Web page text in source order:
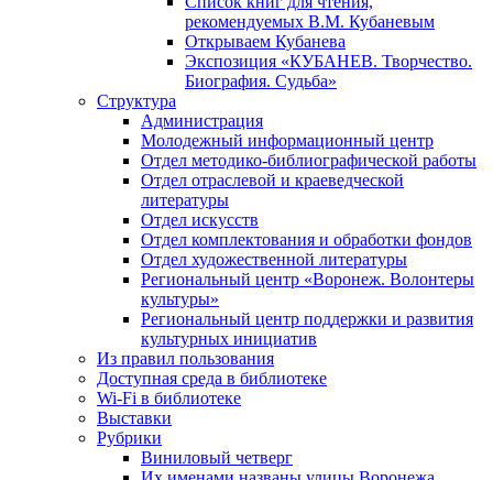
рекомендуемых В.М. Кубаневым
Открываем Кубанева
Экспозиция «КУБАНЕВ. Творчество.
Биография. Судьба»
Структура
Администрация
Молодежный информационный центр
Отдел методико-библиографической работы
Отдел отраслевой и краеведческой
литературы
Отдел искусств
Отдел комплектования и обработки фондов
Отдел художественной литературы
Региональный центр «Воронеж. Волонтеры
культуры»
Региональный центр поддержки и развития
культурных инициатив
Из правил пользования
Доступная среда в библиотеке
Wi-Fi в библиотеке
Выставки
Рубрики
Виниловый четверг